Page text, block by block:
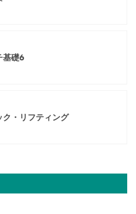
基礎6
ク・リフティング